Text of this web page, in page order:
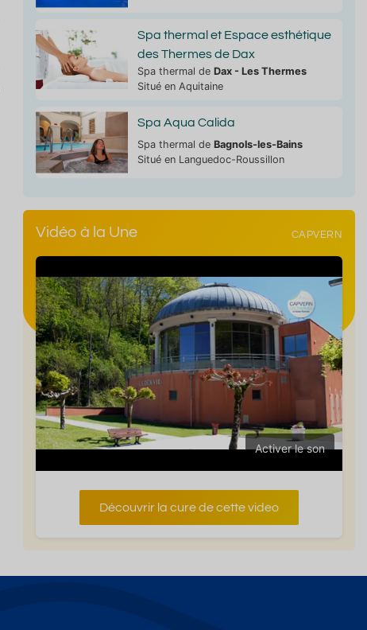
Spa thermal et Espace esthétique
des Thermes de Dax
Spa thermal de Dax - Les Thermes
Situé en Aquitaine
Spa Aqua Calida
Spa thermal de Bagnols-les-Bains
Situé en Languedoc-Roussillon
Vidéo à la Une CAPVERN
Activer le son
Découvrir la cure de cette video